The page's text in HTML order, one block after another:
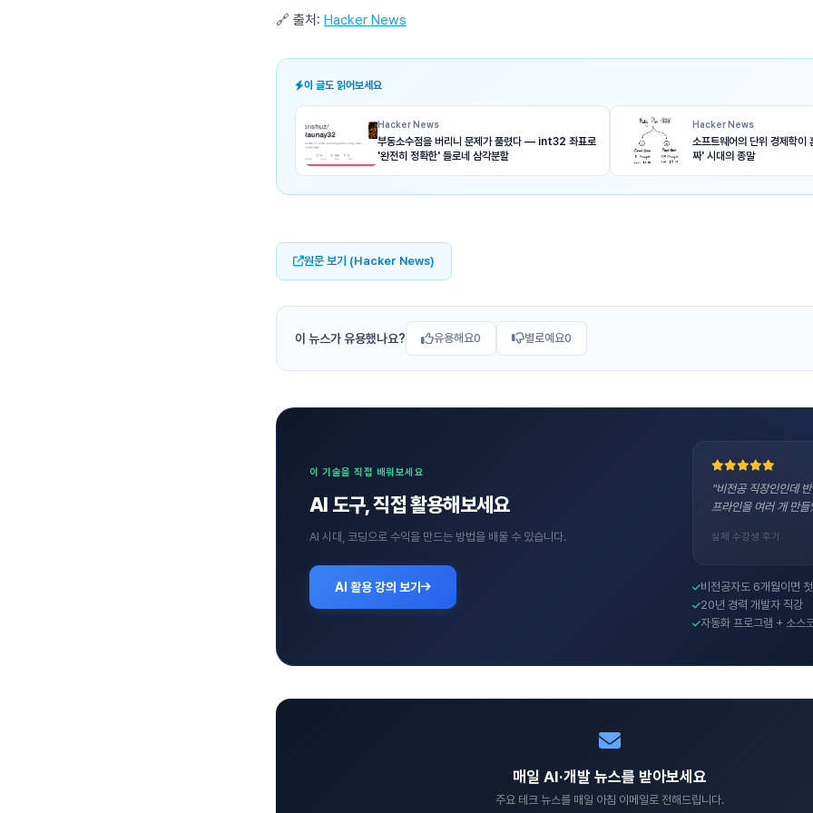
🔗 출처: Hacker News
이 글도 읽어보세요
Hacker News
부동소수점을 버리니 문제가 풀렸다 — int32 좌표로
'완전히 정확한' 들로네 삼각분할
Hacker News
소프트웨어의 단위 경제학
짜' 시대의 종말
원문 보기 (Hacker News)
이 뉴스가 유용했나요? 유용해요0 별로예요0
이 기술을 직접 배워보세요
AI 도구, 직접 활용해보세요
AI 시대, 코딩으로 수익을 만드는 방법을 배울 수 있습니다.
AI 활용 강의 보기
"비전공 직장인인데
프라인을 여러 개 만
실제 수강생 후기
비전공자도 6개월이면
20년 경력 개발자 직강
자동화 프로그램 + 소스
매일 AI·개발 뉴스를 받아보세요
주요 테크 뉴스를 매일 아침 이메일로 전해드립니다.